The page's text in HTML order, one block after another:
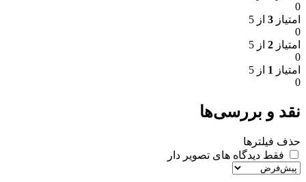
0
امتیاز 3 از 5
0
امتیاز 2 از 5
0
امتیاز 1 از 5
0
نقد و بررسی‌ها
حذف فیلترها
فقط دیدگاه های تصویر دار